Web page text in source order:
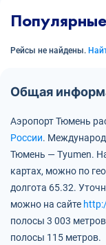
Рейсы не найдены.
Общая
Аэропорт Тюмень
России.
Тюмень — Tyumen.
картах, можно по
долгота 65.32.
можно на сайте
полосы 3 003
полосы 115 метров.